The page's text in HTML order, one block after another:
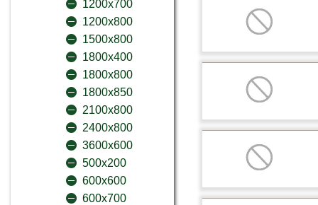
1200x700
1200x800
1500x800
1800x400
1800x800
1800x850
2100x800
2400x800
3600x600
500x200
600x600
600x700